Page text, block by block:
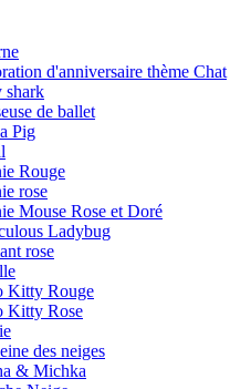
d'anniversaire thème Chat
shark
de ballet
Pig
Rouge
rose
Mouse Rose et Doré
Ladybug
rose
Kitty Rouge
Kitty Rose
des neiges
& Michka